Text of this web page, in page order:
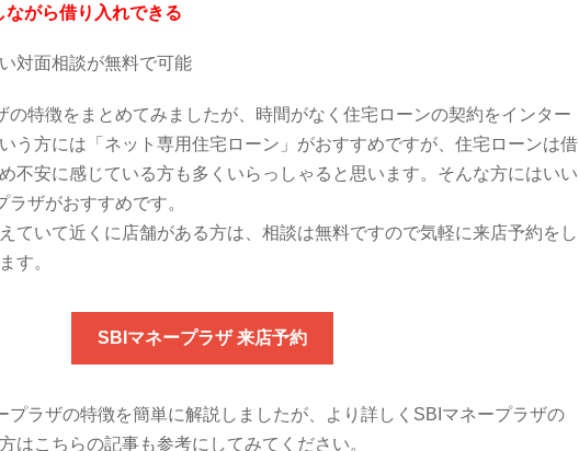
ながら借り入れできる
対面相談が無料で可能
の特徴をまとめてみましたが、時間がなく住宅ローンの契約をインター
う方には「ネット専用住宅ローン」がおすすめですが、住宅ローンは借
不安に感じている方も多くいらっしゃると思います。そんな方にはいい
ザがおすすめです。
ていて近くに店舗がある方は、相談は無料ですので気軽に来店予約をし
す。
SBIマネープラザ 来店予約
プラザの特徴を簡単に解説しましたが、より詳しくSBIマネープラザの
はこちらの記事も参考にしてみてください。